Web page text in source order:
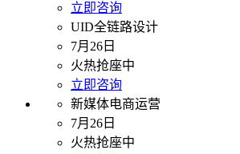
立即咨询
UID全链路设计
7月26日
火热抢座中
立即咨询
新媒体电商运营
7月26日
火热抢座中